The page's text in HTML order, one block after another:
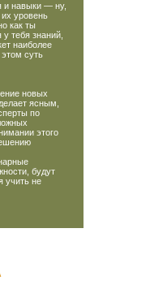
и навыки — ну,
уровень
как ты
тебя знаний,
наиболее
суть
новых
ясным,
по
этого
будут
учить не